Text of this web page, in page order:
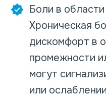
Боли в
Хроническая
дискомфорт в
промежности
могут
или